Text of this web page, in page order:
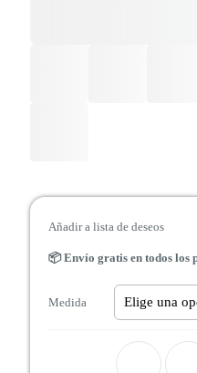
Añadir a lista de deseos
📦 Envío gratis en todos los
Medida